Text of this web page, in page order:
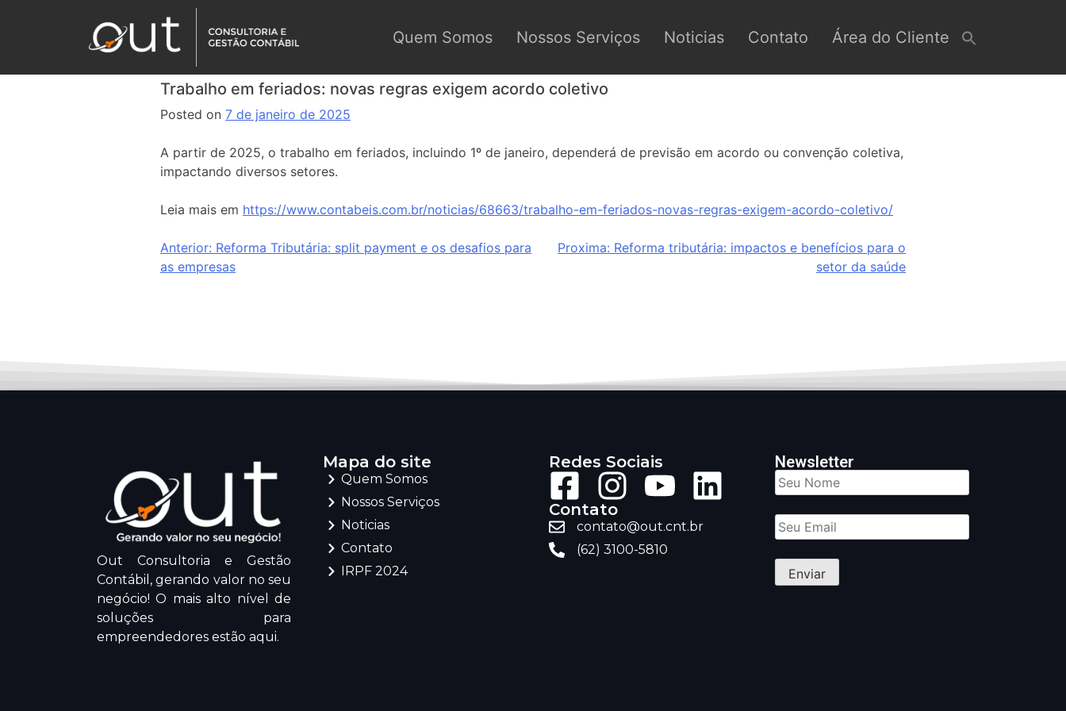
Quem Somos Nossos Serviços Noticias Contato Área do Cliente
Trabalho em feriados: novas regras exigem acordo coletivo
Posted on 7 de janeiro de 2025
A partir de 2025, o trabalho em feriados, incluindo 1º de janeiro, dependerá de previsão em acordo ou convenção coletiva,
impactando diversos setores.
Leia mais em https://www.contabeis.com.br/noticias/68663/trabalho-em-feriados-novas-regras-exigem-acordo-coletivo/
Anterior: Reforma Tributária: split payment e os desafios para
as empresas
Proxima: Reforma tributária: impactos e benefícios para o
setor da saúde
Out Consultoria e Gestão
Contábil, gerando valor no seu
negócio! O mais alto nível de
soluções para
empreendedores estão aqui.
Mapa do site
Quem Somos
Nossos Serviços
Noticias
Contato
IRPF 2024
Redes Sociais
Contato
contato@out.cnt.br
(62) 3100-5810
Newsletter